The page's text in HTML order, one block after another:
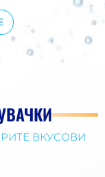
ВКУСОВИ